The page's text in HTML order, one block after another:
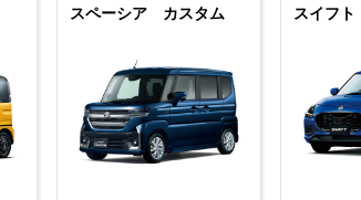
スペーシア カスタム スイフト